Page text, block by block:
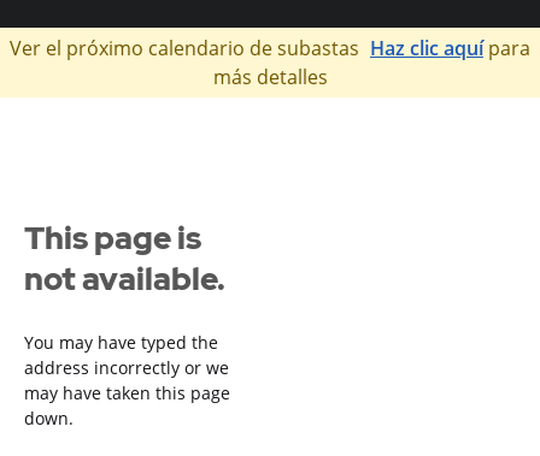
×
Ver el próximo calendario de subastas Haz clic aquípara
más detalles
This page is
not available.
You may have typed the
address incorrectly or we
may have taken this page
down.